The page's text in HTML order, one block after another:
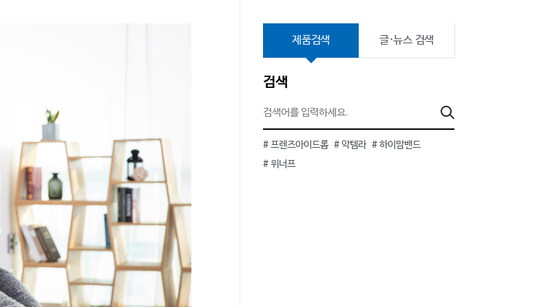
제품검색 글·뉴스 검색
검색
#프렌즈아이드롭 #악템라 #하이맘밴드
#위너프